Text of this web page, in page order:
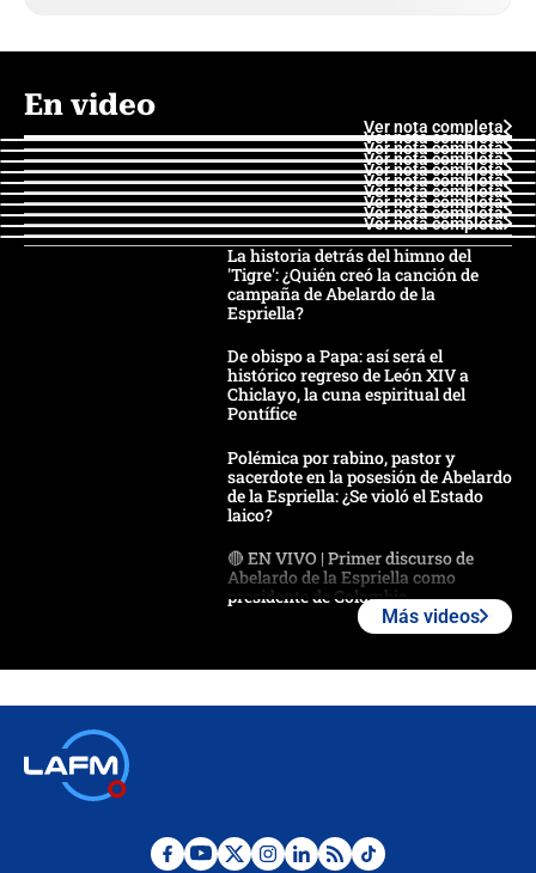
En video
Ver nota completa
Ver nota completa
Ver nota completa
Ver nota completa
Ver nota completa
Ver nota completa
Ver nota completa
Ver nota completa
Ver nota completa
Ver nota completa
La historia detrás del himno del
'Tigre': ¿Quién creó la canción de
campaña de Abelardo de la
Espriella?
De obispo a Papa: así será el
histórico regreso de León XIV a
Chiclayo, la cuna espiritual del
Pontífice
Polémica por rabino, pastor y
sacerdote en la posesión de Abelardo
de la Espriella: ¿Se violó el Estado
laico?
🔴 EN VIVO | Primer discurso de
Abelardo de la Espriella como
presidente de Colombia
Desde dermatitis hasta infecciones:
Más videos